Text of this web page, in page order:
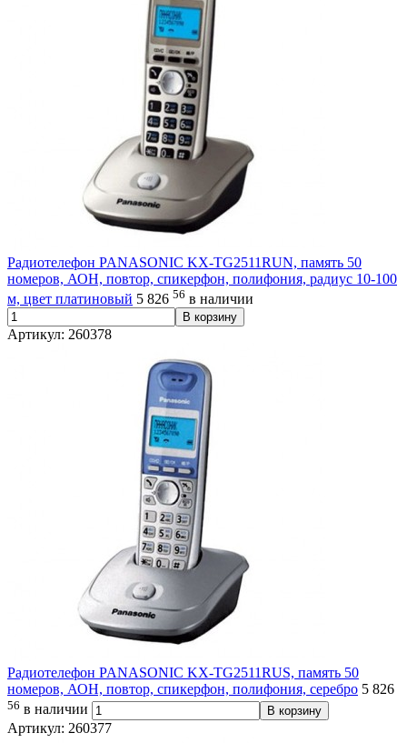
Радиотелефон PANASONIC KX-TG2511RUN, память 50
номеров, АОН, повтор, спикерфон, полифония, радиус 10-100
м, цвет платиновый 5 826 56 в наличии
В корзину
Артикул: 260378
Радиотелефон PANASONIC KX-TG2511RUS, память 50
номеров, АОН, повтор, спикерфон, полифония, серебро 5 826
56 в наличии В корзину
Артикул: 260377